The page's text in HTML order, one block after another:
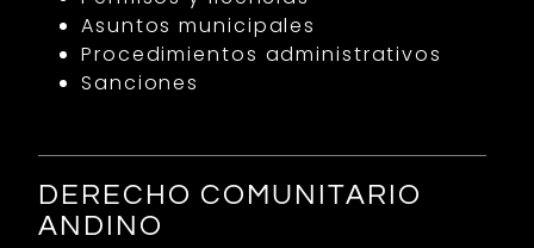
Asuntos municipales
Procedimientos administrativos
Sanciones
DERECHO COMUNITARIO
ANDINO